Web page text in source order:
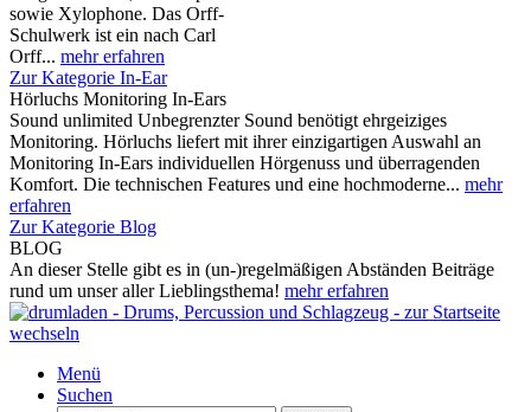
sowie Xylophone. Das Orff-
Schulwerk ist ein nach Carl
Orff... mehr erfahren
Zur Kategorie In-Ear
Hörluchs Monitoring In-Ears
Sound unlimited Unbegrenzter Sound benötigt ehrgeiziges
Monitoring. Hörluchs liefert mit ihrer einzigartigen Auswahl an
Monitoring In-Ears individuellen Hörgenuss und überragenden
Komfort. Die technischen Features und eine hochmoderne... mehr
erfahren
Zur Kategorie Blog
BLOG
An dieser Stelle gibt es in (un-)regelmäßigen Abständen Beiträge
rund um unser aller Lieblingsthema! mehr erfahren
Menü
Suchen